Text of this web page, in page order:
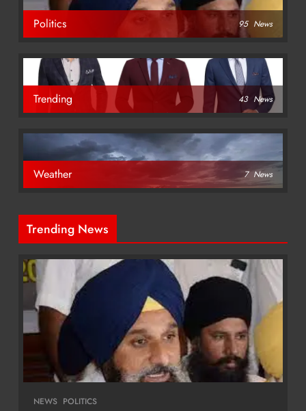
Politics 95 News
Trending 43 News
Weather 7 News
Trending News
NEWS POLITICS